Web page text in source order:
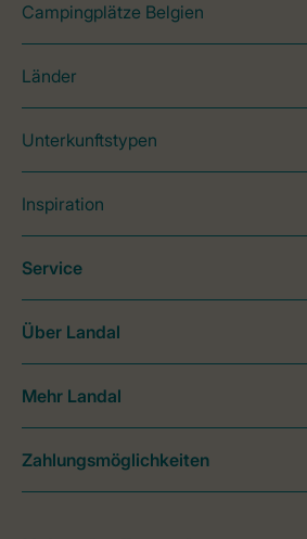
Campingplätze Belgien
Länder
Unterkunftstypen
Inspiration
Service
Über Landal
Mehr Landal
Zahlungsmöglichkeiten